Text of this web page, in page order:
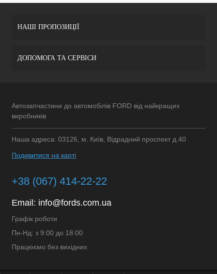
НАШІ ПРОПОЗИЦІЇ
ДОПОМОГА ТА СЕРВІСИ
Автозапчастини до автомобілів FORD від найкращих
виробників
Наша адреса: 03126, м. Київ, Відрадний проспект д.40
Подивитися на карті
+38 (067) 414-22-22
Email: info@fords.com.ua
Графік роботи
Пн-Нд: з 9:00 до 18:00
Працюємо без вихідних